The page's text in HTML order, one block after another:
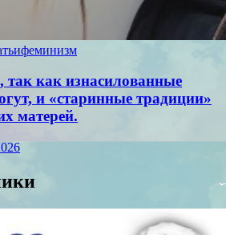
феминизм
как изнасилованные
и «старинные традиции»
матерей.